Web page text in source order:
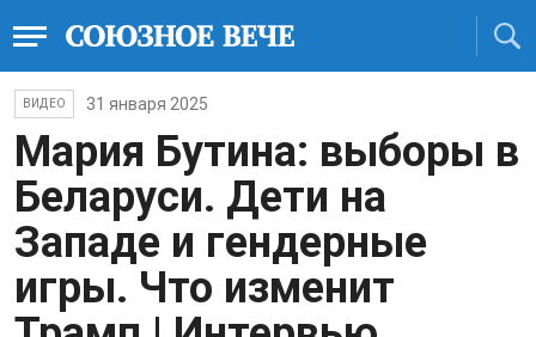
ВИДЕО 31 января 2025
Мария Бутина: выборы в
Беларуси. Дети на
Западе и гендерные
игры. Что изменит